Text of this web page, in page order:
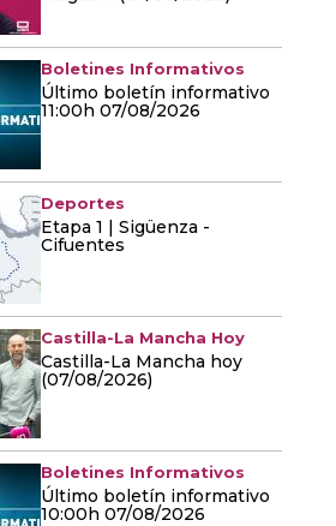
Boletines Informativos
Último boletín informativo
11:00h 07/08/2026
Deportes
Etapa 1 | Sigüenza -
Cifuentes
Castilla-La Mancha Hoy
Castilla-La Mancha hoy
(07/08/2026)
Boletines Informativos
Último boletín informativo
10:00h 07/08/2026